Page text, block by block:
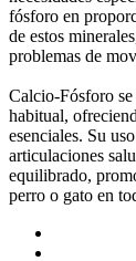
fósforo en
de estos
problemas de
Calcio-Fósforo
habitual,
esenciales. Su
articulaciones
equilibrado,
perro o gato en